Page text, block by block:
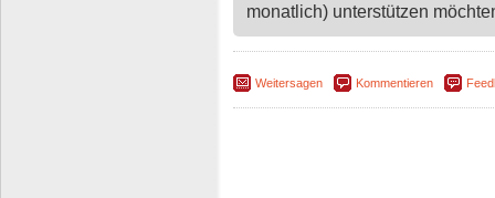
monatlich) unterstützen
Weitersagen Kommentieren